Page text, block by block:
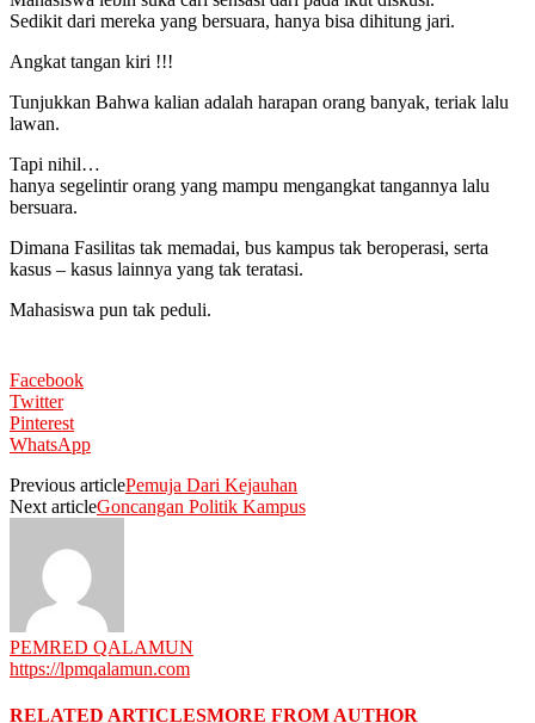
Sedikit dari mereka yang bersuara, hanya bisa dihitung jari.
Angkat tangan kiri !!!
Tunjukkan Bahwa kalian adalah harapan orang banyak, teriak lalu
lawan.
Tapi nihil…
hanya segelintir orang yang mampu mengangkat tangannya lalu
bersuara.
Dimana Fasilitas tak memadai, bus kampus tak beroperasi, serta
kasus – kasus lainnya yang tak teratasi.
Mahasiswa pun tak peduli.
Facebook
Twitter
Pinterest
WhatsApp
Previous articlePemuja Dari Kejauhan
Next articleGoncangan Politik Kampus
PEMRED QALAMUN
https://lpmqalamun.com
RELATED ARTICLESMORE FROM AUTHOR